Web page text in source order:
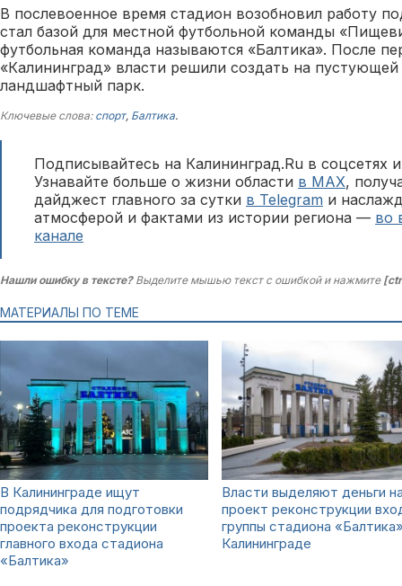
В послевоенное время стадион возобновил работу
стал базой для местной футбольной команды
футбольная команда называются «Балтика». После
«Калининград» власти решили создать на
ландшафтный парк.
Ключевые слова: спорт, Балтика.
Подписывайтесь на Калининград.Ru в соцсетях
Узнавайте больше о жизни области в MAX,
дайджест главного за сутки в Telegram и
атмосферой и фактами из истории региона — во
канале
Нашли ошибку в тексте?Выделите мышью текст с ошибкой и нажмите
МАТЕРИАЛЫ ПО ТЕМЕ
В Калининграде ищут
подрядчика для подготовки
проекта реконструкции
главного входа стадиона
«Балтика»
Власти выделяют деньги
проект реконструкции
группы стадиона
Калининграде